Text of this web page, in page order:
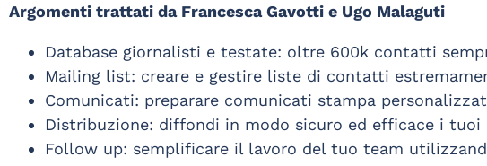
Argomenti trattati da Francesca Gavotti e Ugo Malaguti
Database giornalisti e testate: oltre 600k contatti
Mailing list: creare e gestire liste di contatti
Comunicati: preparare comunicati stampa
Distribuzione: diffondi in modo sicuro ed efficace i tuoi
Follow up: semplificare il lavoro del tuo team